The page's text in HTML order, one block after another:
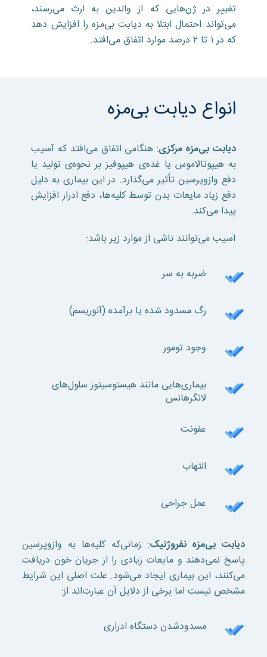
تغییر در ژن‌هایی که از والدین به ارث می‌رسند،
می‌تواند احتمال ابتلا به دیابت بی‌مزه را افزایش دهد
که در ۱ تا ۲ درصد موارد اتفاق می‌افتد.
انواع دیابت بی‌مزه
دیابت بی‌مزه مرکزی: هنگامی اتفاق می‌افتد که آسیب
به هیپوتالاموس یا غده‌ی هیپوفیز بر نحوه‌ی تولید یا
دفع وازوپرسین تأثیر می‌گذارد. در این بیماری به دلیل
دفع زیاد مایعات بدن توسط کلیه‌ها، دفع ادرار افزایش
پیدا می‌کند.
آسیب‌ می‌توانند ناشی از موارد زیر باشد:
ضربه به سر
رگ مسدود شده یا برآمده (آنوریسم)
وجود تومور
بیماری‌هایی مانند هیستوسیتوز سلول‌های
لانگرهانس
عفونت
التهاب
عمل جراحی
دیابت بی‌مزه نفروژنیک: زمانی‌که کلیه‌ها به وازوپرسین
پاسخ نمی‌دهند و مایعات زیادی را از جریان خون دریافت
می‌کنند، این بیماری ایجاد می‌شود. علت اصلی این شرایط
مشخص نیست اما برخی از دلایل آن عبارت‌اند از:
مسدودشدن دستگاه ادراری